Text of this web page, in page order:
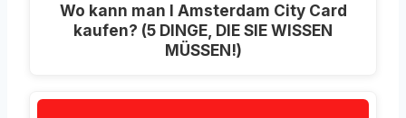
Wo kann man I Amsterdam City Card
kaufen? (5 DINGE, DIE SIE WISSEN
MÜSSEN!)